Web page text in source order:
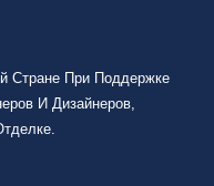
Стране При Поддержке
И Дизайнеров,